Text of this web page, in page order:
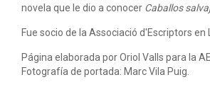
novela que le dio a conocer Caballos
Fue socio de la Associació d'Escriptors en
Página elaborada por Oriol Valls para la
Fotografía de portada: Marc Vila Puig.